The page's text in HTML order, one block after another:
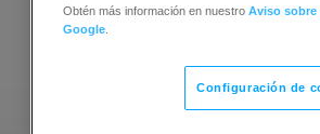
Jeanne-
Obtén más información en nuestro Aviso sobre
Google
Configuración de